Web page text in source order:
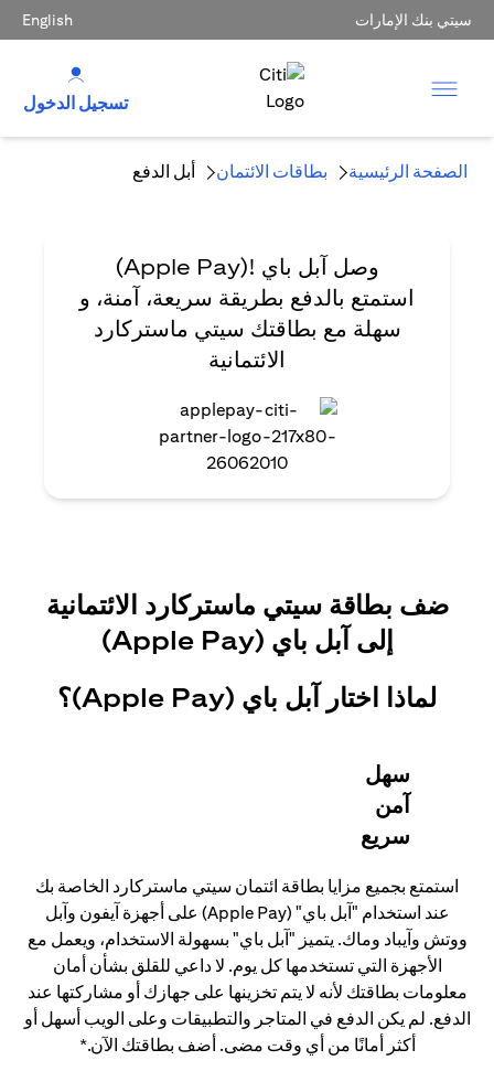
سيتي بنك الإمارات English
تسجيل الدخول
الصفحة الرئيسية بطاقات الائتمان أبل الدفع
وصل آبل باي !(Apple Pay)
استمتع بالدفع بطريقة سريعة، آمنة، و
سهلة مع بطاقتك سيتي ماستركارد
الائتمانية
ضف بطاقة سيتي ماستركارد الائتمانية
إلى آبل باي (Apple Pay)
لماذا اختار آبل باي (Apple Pay)؟
سهل
آمن
سريع
استمتع بجميع مزايا بطاقة ائتمان سيتي ماستركارد الخاصة بك
عند استخدام "آبل باي" (Apple Pay) على أجهزة آيفون وآبل
ووتش وآيباد وماك. يتميز "آبل باي" بسهولة الاستخدام، ويعمل مع
الأجهزة التي تستخدمها كل يوم. لا داعي للقلق بشأن أمان
معلومات بطاقتك لأنه لا يتم تخزينها على جهازك أو مشاركتها عند
الدفع. لم يكن الدفع في المتاجر والتطبيقات وعلى الويب أسهل أو
أكثر أمانًا من أي وقت مضى. أضف بطاقتك الآن.*